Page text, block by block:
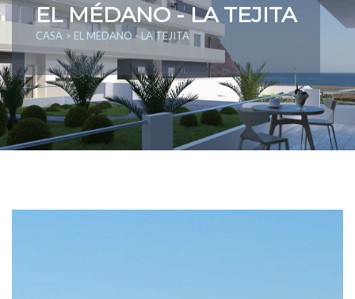
EL MÉDANO - LA TEJITA
CASA > EL MÉDANO - LA TEJITA